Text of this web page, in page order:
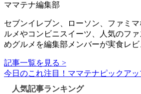
ママテナ編集部
セブンイレブン、ローソン、ファミ
ルメやコンビニスイーツ、人気のフ
めグルメを編集部メンバーが実食レビ
記事一覧を見る >
今日のこれ注目！ママテナピックアッ
人気記事ランキング